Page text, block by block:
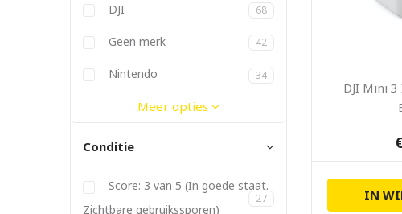
DJI 68
Dymo
Elgato
Ergotron
Fitbit
Geen merk 42
Gitzo
Godox
JBL
Joby
Kanex
Kata
Kenko
Lowepro
Manfrotto
Metz
Nikon
Nintendo 34
Panasonic
PGYTech
Philips
Pioneer
PolarPro
Promise
SanDisk
Satechi
Sigma
Soligor
Sonnet
Tamron
Tokina
Twelve South
Vanguard
YongnuoMeer opties
Conditie
Score: 3 van 5 (In goede staat.
Zichtbare gebruikssporen)
27
DJI Mini
IN